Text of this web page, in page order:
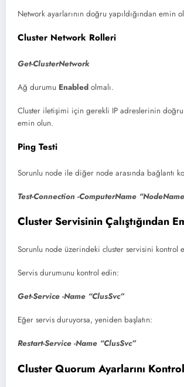
Network ayarlarının doğru yapıldığından emin
Cluster Network Rolleri
Get-ClusterNetwork
Ağ durumu Enabled olmalı.
Cluster iletişimi için gerekli IP adreslerinin
emin olun.
Ping Testi
Sorunlu node ile diğer node arasında bağlantı
Test-Connection -ComputerName
Cluster Servisinin Çalıştığından
Sorunlu node üzerindeki cluster servisini kontrol
Servis durumunu kontrol edin:
Get-Service -Name “ClusSvc”
Eğer servis duruyorsa, yeniden başlatın:
Restart-Service -Name “ClusSvc”
Cluster Quorum Ayarlarını